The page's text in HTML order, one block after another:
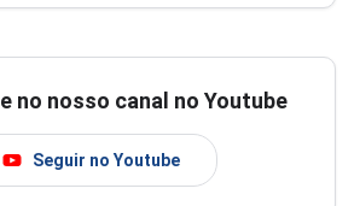
no nosso canal no Youtube
Seguir no Youtube